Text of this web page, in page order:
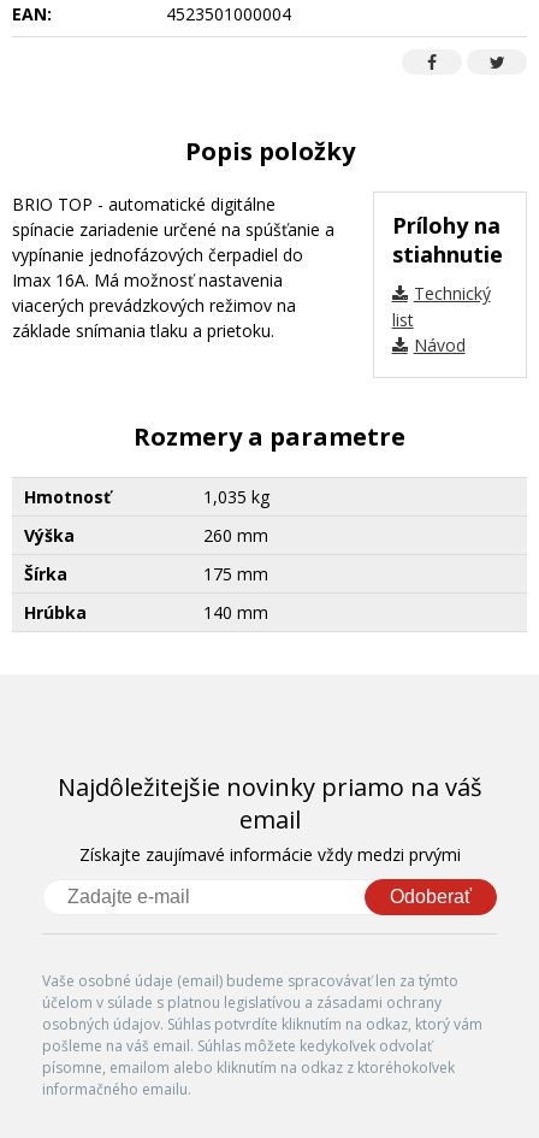
EAN:
4523501000004
Popis položky
Prílohy na
stiahnutie
Technický
list
Návod
BRIO TOP - automatické digitálne
spínacie zariadenie určené na spúšťanie a
vypínanie jednofázových čerpadiel do
Imax 16A. Má možnosť nastavenia
viacerých prevádzkových režimov na
základe snímania tlaku a prietoku.
Rozmery a parametre
Hmotnosť
1,035 kg
Výška
260 mm
Šírka
175 mm
Hrúbka
140 mm
Najdôležitejšie novinky priamo na váš
email
Získajte zaujímavé informácie vždy medzi prvými
Odoberať
Vaše osobné údaje (email) budeme spracovávať len za týmto
účelom v súlade s platnou legislatívou a zásadami ochrany
osobných údajov. Súhlas potvrdíte kliknutím na odkaz, ktorý vám
pošleme na váš email. Súhlas môžete kedykoľvek odvolať
písomne, emailom alebo kliknutím na odkaz z ktoréhokoľvek
informačného emailu.